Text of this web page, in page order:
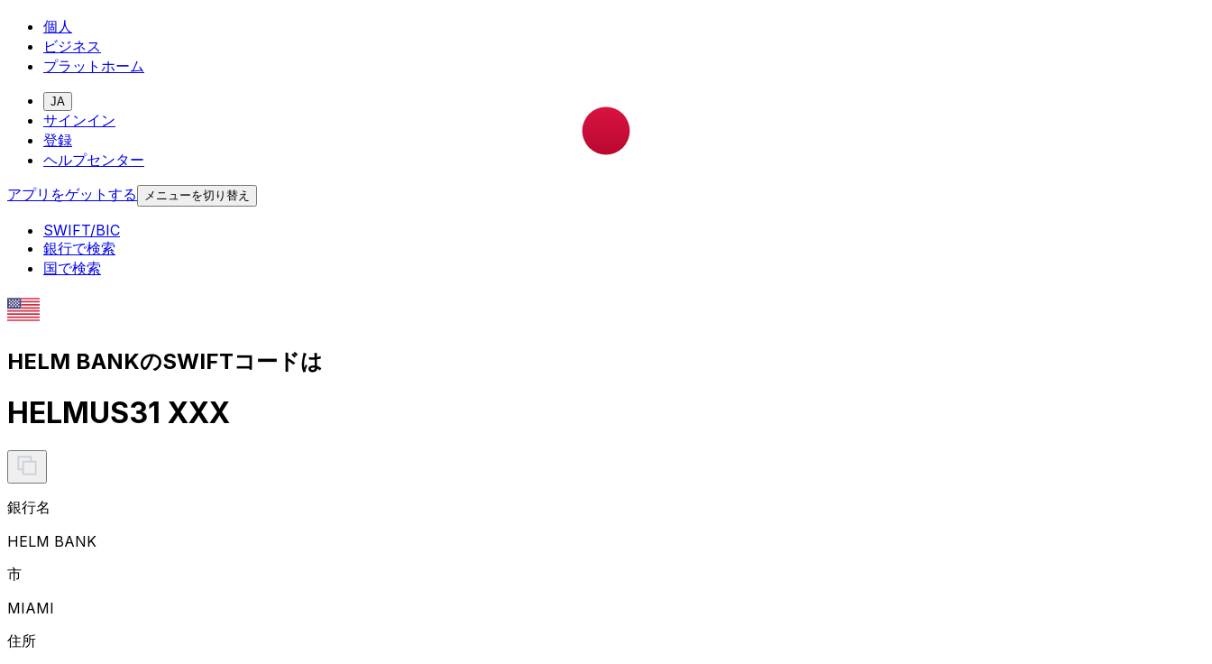
個人
ビジネス
プラットホーム
JA
サインイン
登録
ヘルプセンター
アプリをゲットする
メニューを切り替え
SWIFT/BIC
銀行で検索
国で検索
HELM BANKのSWIFTコードは
HELMUS31 XXX
銀行名
HELM BANK
市
MIAMI
住所